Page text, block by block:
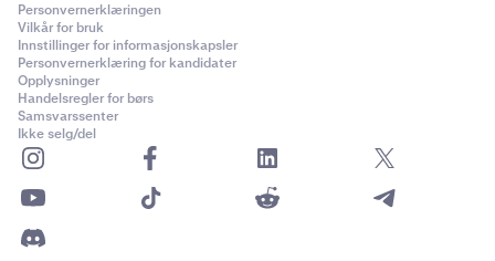
Personvernerklæringen
Vilkår for bruk
Innstillinger for informasjonskapsler
Personvernerklæring for kandidater
Opplysninger
Handelsregler for børs
Samsvarssenter
Ikke selg/del